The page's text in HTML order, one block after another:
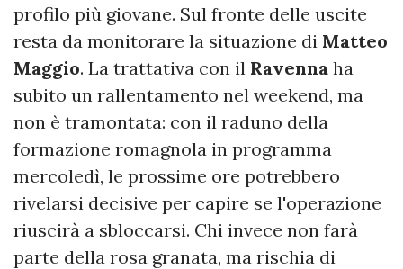
profilo più giovane. Sul fronte delle uscite
resta da monitorare la situazione di Matteo
Maggio. La trattativa con il Ravenna ha
subito un rallentamento nel weekend, ma
non è tramontata: con il raduno della
formazione romagnola in programma
mercoledì, le prossime ore potrebbero
rivelarsi decisive per capire se l'operazione
riuscirà a sbloccarsi. Chi invece non farà
parte della rosa granata, ma rischia di